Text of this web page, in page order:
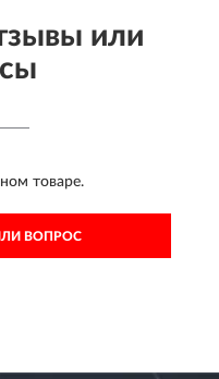
или
товаре.
ВОПРОС